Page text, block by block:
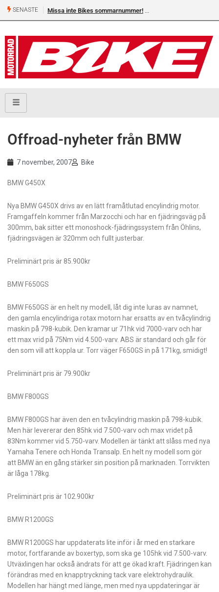
SENASTE Missa inte Bikes sommarnummer!
Offroad-nyheter från BMW
7 november, 2007 Bike
BMW G450X
Nya BMW G450X drivs av en lätt framåtlutad encylindrig motor.
Framgaffeln kommer från Marzocchi och har en fjädringsväg på
300mm, bak sitter ett monoshock-fjädringssystem från Öhlins,
fjädringsvägen är 320mm och fullt justerbar.
Preliminärt pris är 85.900kr
BMW F650GS
BMW F650GS är en helt ny modell, låt dig inte luras av namnet,
den gamla encylindriga rotax motorn har ersatts av en tvåcylindrig
maskin på 798-kubik. Den kramar ur 71hk vid 7000-varv och har
ett max vrid på 75Nm vid 4.500-varv. ABS är standard och går för
den som vill att koppla ur. Torr väger F650GS in på 171kg, smidigt!
Preliminärt pris är 79.900kr
BMW F800GS
BMW F800GS har även den en tvåcylindrig maskin på 798-kubik.
Men här levererar den 85hk vid 7.500-varv och max vridet på
83Nm kommer vid 5.750-varv. Modellen är tänkt att slåss med nya
Yamaha Tenere och Honda Transalp. En helt ny modell som gör
att BMW än en gång stärker sin position på marknaden. Torrvikten
är låga 178kg.
Preliminärt pris är 102.900kr
BMW R1200GS
BMW R1200GS har uppdaterats lite inför i år med en starkare
motor, fortfarande av boxertyp, som ska ge 105hk vid 7.500-varv.
Utväxlingen har också ändrats för att ge ökad kraft. Fjädringen kan
förändras med en knapptryckning tack vare elektrohydraulik.
Modellen har hängt med länge, men med nya uppdateringar är